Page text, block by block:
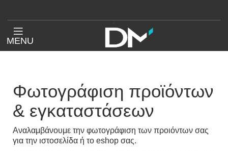
MENU
Φωτογράφιση προϊόντων
& εγκαταστάσεων
Αναλαμβάνουμε την φωτογράφιση των προιόντων σας
για την ιστοσελίδα ή το eshop σας.